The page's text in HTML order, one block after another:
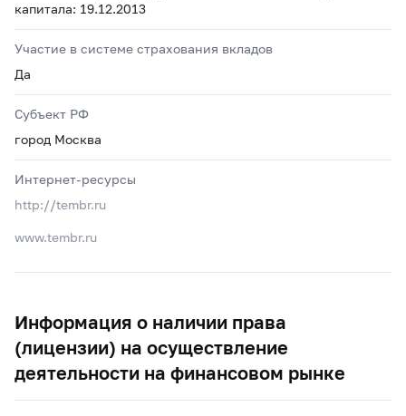
капитала: 19.12.2013
Участие в системе страхования вкладов
Да
Субъект РФ
город Москва
Интернет-ресурсы
http://tembr.ru
www.tembr.ru
Информация о наличии права
(лицензии) на осуществление
деятельности на финансовом рынке